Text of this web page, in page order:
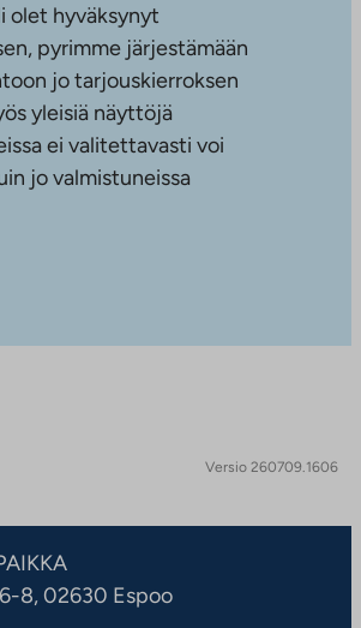
olet hyväksynyt
pyrimme järjestämään
jo tarjouskierroksen
yleisiä näyttöjä
ei valitettavasti voi
jo valmistuneissa
Versio 260709.1606
8, 02630 Espoo